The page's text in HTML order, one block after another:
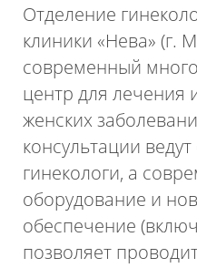
Отделение
клиники «Нева» (г.
современный
центр для лечения
женских
консультации
гинекологи, а
оборудование и
обеспечение
позволяет